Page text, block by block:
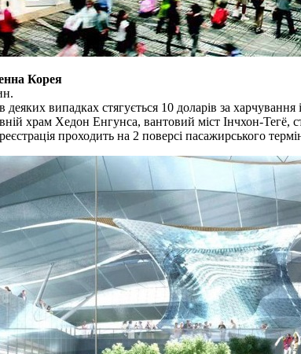
Корея
деяких випадках стягується 10 доларів за харчування
храм Хедон Енгунса, вантовий міст Інчхон-
реєстрація проходить на 2 поверсі пасажирського